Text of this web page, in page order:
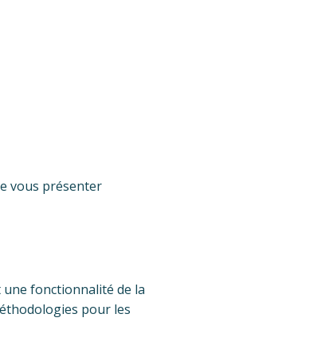
vous présenter
une fonctionnalité de la
pour les